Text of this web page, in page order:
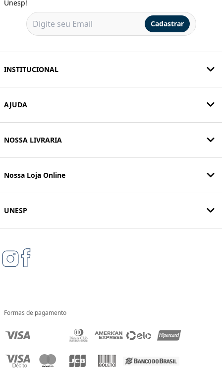
Unesp!
Cadastrar
INSTITUCIONAL
AJUDA
NOSSA LIVRARIA
Nossa Loja Online
UNESP
Formas de pagamento